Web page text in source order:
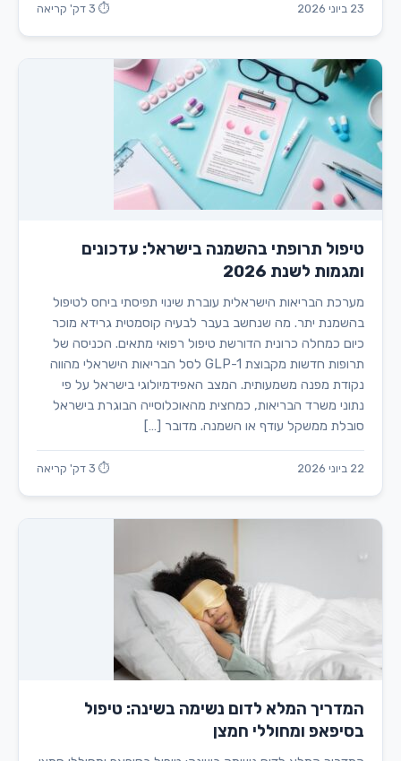
23 ביוני 2026 ⏱ 3 דק' קריאה
טיפול תרופתי בהשמנה בישראל: עדכונים
ומגמות לשנת 2026
מערכת הבריאות הישראלית עוברת שינוי תפיסתי ביחס לטיפול
בהשמנת יתר. מה שנחשב בעבר לבעיה קוסמטית גרידא מוכר
כיום כמחלה כרונית הדורשת טיפול רפואי מתאים. הכניסה של
תרופות חדשות מקבוצת GLP-1 לסל הבריאות הישראלי מהווה
נקודת מפנה משמעותית. המצב האפידמיולוגי בישראל על פי
נתוני משרד הבריאות, כמחצית מהאוכלוסייה הבוגרת בישראל
סובלת ממשקל עודף או השמנה. מדובר […]
22 ביוני 2026 ⏱ 3 דק' קריאה
המדריך המלא לדום נשימה בשינה: טיפול
בסיפאפ ומחוללי חמצן